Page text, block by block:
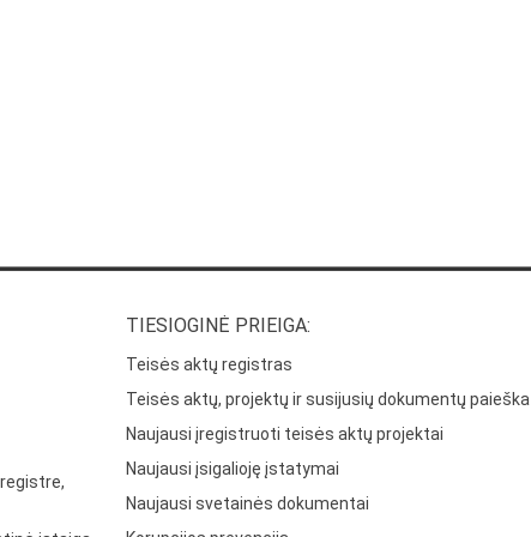
TIESIOGINĖ PRIEIGA:
Teisės aktų registras
Teisės aktų, projektų ir susijusių dokumentų paieška
Naujausi įregistruoti teisės aktų projektai
Naujausi įsigalioję įstatymai
Naujausi svetainės dokumentai